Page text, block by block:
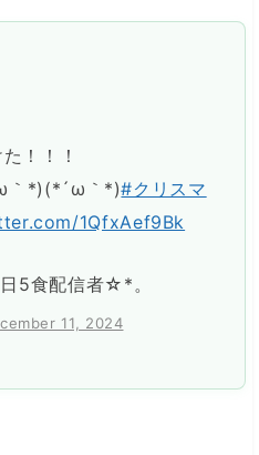
！！！
｀*)(*´ω｀*)#クリスマ
1QfxAef9Bk
5食配信者☆*。
11, 2024